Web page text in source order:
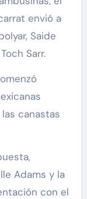
envió a
Saide
Sarr.
canastas
Adams y la
con el